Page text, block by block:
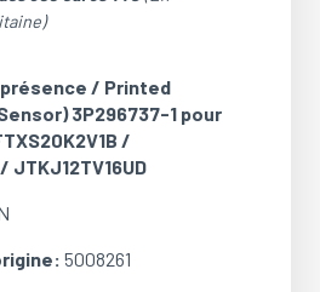
/ Printed
3P296737-1 pour
/
JTKJ12TV16UD
5008261